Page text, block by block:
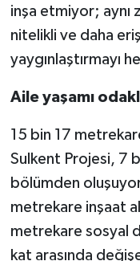
inşa etmiyor; aynı
nitelikli ve daha
yaygınlaştırmayı
Aile yaşamı
15 bin 17
Sulkent Projesi, 7
bölümden
metrekare inşaat
metrekare sosyal
kat arasında